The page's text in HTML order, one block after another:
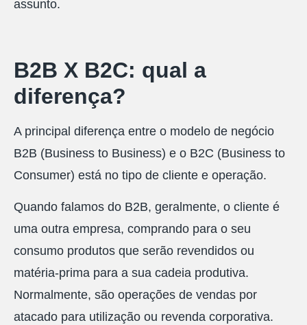
assunto.
B2B X B2C: qual a
diferença?
A principal diferença entre o modelo de negócio
B2B (Business to Business) e o B2C (Business to
Consumer) está no tipo de cliente e operação.
Quando falamos do B2B, geralmente, o cliente é
uma outra empresa, comprando para o seu
consumo produtos que serão revendidos ou
matéria-prima para a sua cadeia produtiva.
Normalmente, são operações de vendas por
atacado para utilização ou revenda corporativa.